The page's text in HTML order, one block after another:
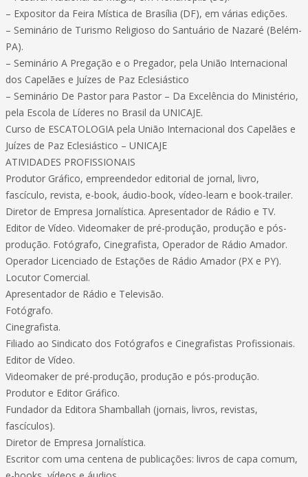
– Expositor da Feira Mística de Brasília (DF), em várias edições.
– Seminário de Turismo Religioso do Santuário de Nazaré (Belém-
PA).
– Seminário A Pregação e o Pregador, pela União Internacional
dos Capelães e Juízes de Paz Eclesiástico
– Seminário De Pastor para Pastor – Da Excelência do Ministério,
pela Escola de Líderes no Brasil da UNICAJE.
Curso de ESCATOLOGIA pela União Internacional dos Capelães e
Juízes de Paz Eclesiástico – UNICAJE
ATIVIDADES PROFISSIONAIS
Produtor Gráfico, empreendedor editorial de jornal, livro,
fascículo, revista, e-book, áudio-book, vídeo-learn e book-trailer.
Diretor de Empresa Jornalística. Apresentador de Rádio e TV.
Editor de Vídeo. Videomaker de pré-produção, produção e pós-
produção. Fotógrafo, Cinegrafista, Operador de Rádio Amador.
Operador Licenciado de Estações de Rádio Amador (PX e PY).
Locutor Comercial.
Apresentador de Rádio e Televisão.
Fotógrafo.
Cinegrafista.
Filiado ao Sindicato dos Fotógrafos e Cinegrafistas Profissionais.
Editor de Vídeo.
Videomaker de pré-produção, produção e pós-produção.
Produtor e Editor Gráfico.
Fundador da Editora Shamballah (jornais, livros, revistas,
fascículos).
Diretor de Empresa Jornalística.
Escritor com uma centena de publicações: livros de capa comum,